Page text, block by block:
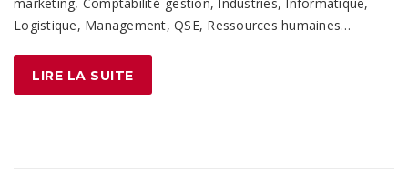
Logistique, Management, QSE, Ressources humaines…
LIRE LA SUITE